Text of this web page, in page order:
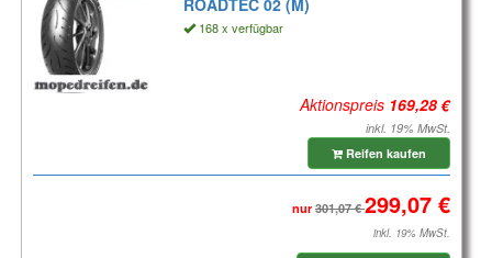
ROADTEC 02 (M)
168 x verfügbar
Aktionspreis
inkl. 19% MwSt.
Reifen kaufen
nur
inkl. 19% MwSt.